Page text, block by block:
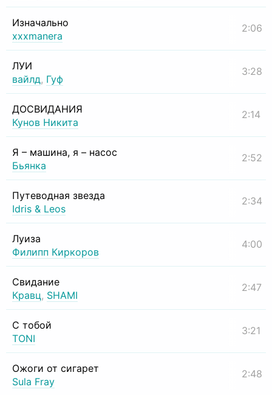
Изначально
xxxmanera
2:06
ЛУИ
вайлд, Гуф
3:28
ДОСВИДАНИЯ
Кунов Никита
2:14
Я – машина, я – насос
Бьянка
2:52
Путеводная звезда
Idris & Leos
2:34
Луиза
Филипп Киркоров
4:00
Свидание
Кравц, SHAMI
2:47
С тобой
TONI
3:21
Ожоги от сигарет
Sula Fray
2:48